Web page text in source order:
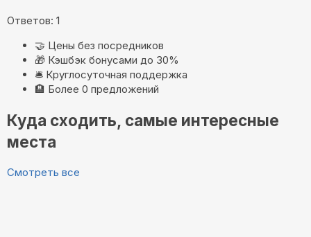
Ответов: 1
🤝 Цены без посредников
🎁 Кэшбэк бонусами до 30%
🛎️ Круглосуточная поддержка
🏨 Более 0 предложений
Куда сходить, самые интересные
места
Смотреть все